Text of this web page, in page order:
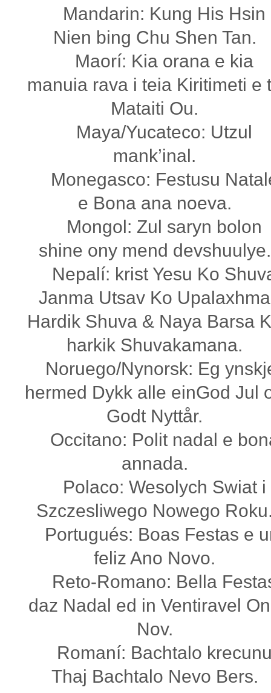
Mandarin: Kung His Hsin
Nien bing Chu Shen Tan.
Maorí: Kia orana e kia
manuia rava i teia Kiritimeti e
Mataiti Ou.
Maya/Yucateco: Utzul
mank’inal.
Monegasco: Festusu
e Bona ana noeva.
Mongol: Zul saryn bolon
shine ony mend devshuulye.
Nepalí: krist Yesu Ko
Janma Utsav Ko Upalaxhma
Hardik Shuva & Naya Barsa
harkik Shuvakamana.
Noruego/Nynorsk: Eg
hermed Dykk alle einGod Jul
Godt Nyttår.
Occitano: Polit nadal e
annada.
Polaco: Wesolych Swiat i
Szczesliwego Nowego
Portugués: Boas Festas e
feliz Ano Novo.
Reto-Romano: Bella
daz Nadal ed in Ventiravel
Nov.
Romaní: Bachtalo
Thaj Bachtalo Nevo Bers.